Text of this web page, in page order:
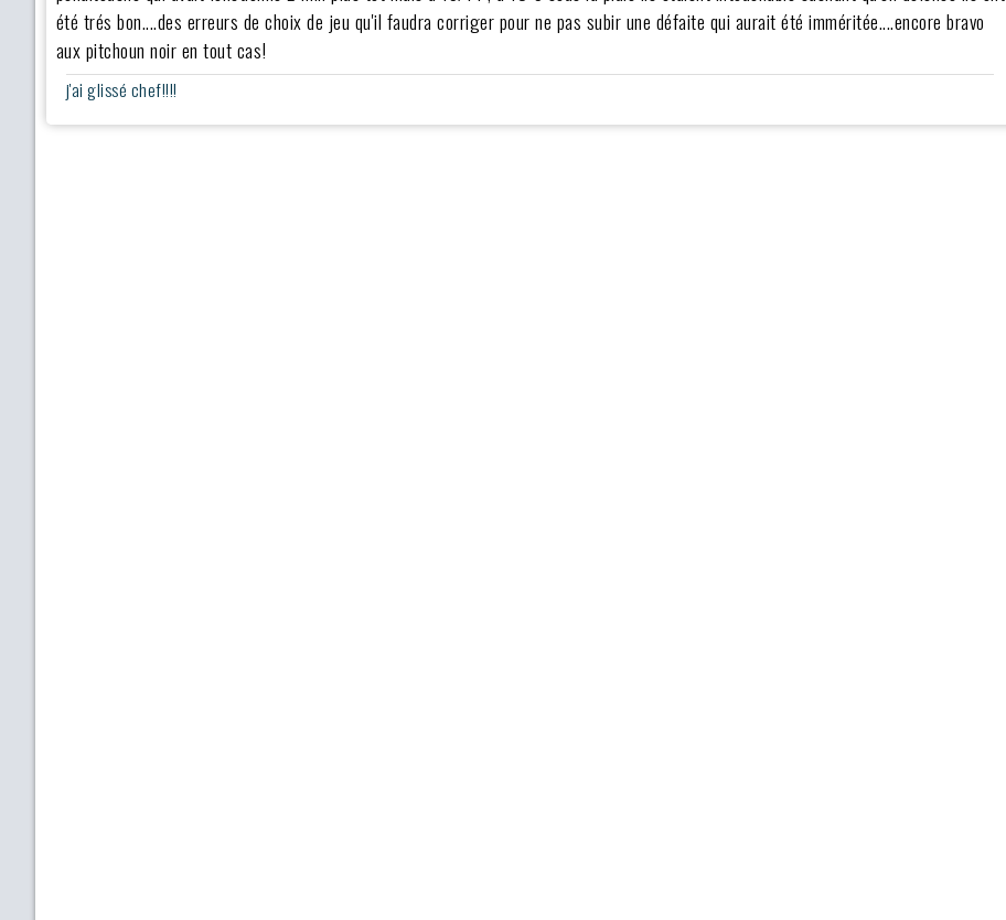
été trés bon....des erreurs de choix de jeu qu'il faudra corriger pour ne pas subir une défaite qui aurait été imméritée....encore bravo
aux pitchoun noir en tout cas!
j'ai glissé chef!!!!